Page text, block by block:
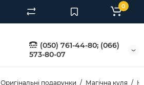
(050) 761-44-80; (066)
573-80-07
0
Оригінальні подарунки Магічна куля